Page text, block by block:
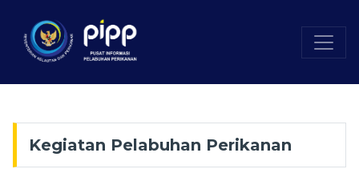
Kegiatan Pelabuhan Perikanan